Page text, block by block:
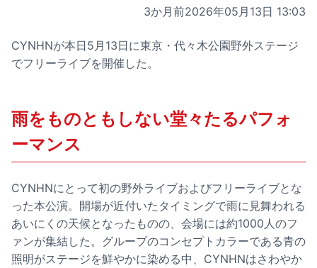
3か月前2026年05月13日 13:03
CYNHNが本日5月13日に東京・代々木公園野外ステージ
でフリーライブを開催した。
雨をものともしない堂々たるパフォ
ーマンス
CYNHNにとって初の野外ライブおよびフリーライブとな
った本公演。開場が近付いたタイミングで雨に見舞われる
あいにくの天候となったものの、会場には約1000人のフ
ァンが集結した。グループのコンセプトカラーである青の
照明がステージを鮮やかに染める中、CYNHNはさわやか